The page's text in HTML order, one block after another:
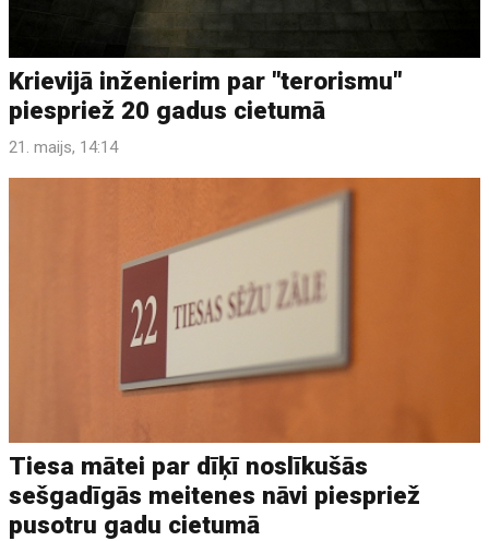
Krievijā inženierim par "terorismu"
piespriež 20 gadus cietumā
21. maijs, 14:14
Tiesa mātei par dīķī noslīkušās
sešgadīgās meitenes nāvi piespriež
pusotru gadu cietumā